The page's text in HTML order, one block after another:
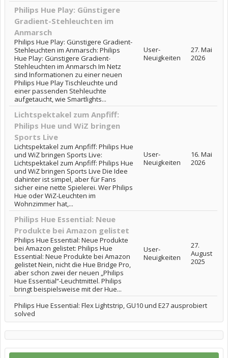
Philips Hue Play: Günstigere
Gradient-Stehleuchten im
Anmarsch
Philips Hue Play: Günstigere Gradient-
Stehleuchten im Anmarsch: Philips
Hue Play: Günstigere Gradient-
Stehleuchten im Anmarsch Im Netz
sind Informationen zu einer neuen
Philips Hue Play Tischleuchte und
einer passenden Stehleuchte
aufgetaucht, wie Smartlights...
User-
Neuigkeiten
27. Mai
2026
Lichtspektakel zum Anpfiff:
Philips Hue und WiZ bringen
Sports Live
Lichtspektakel zum Anpfiff: Philips Hue
und WiZ bringen Sports Live:
Lichtspektakel zum Anpfiff: Philips Hue
und WiZ bringen Sports Live Die Idee
dahinter ist simpel, aber für Fans
sicher eine nette Spielerei. Wer Philips
Hue oder WiZ-Leuchten im
Wohnzimmer hat,...
User-
Neuigkeiten
16. Mai
2026
Philips Hue Essential: Neue
Produkte bei Amazon gelistet
Philips Hue Essential: Neue Produkte
bei Amazon gelistet: Philips Hue
Essential: Neue Produkte bei Amazon
gelistet Nein, nicht die Hue Bridge Pro,
aber schon zwei der neuen „Philips
Hue Essential“-Leuchtmittel. Philips
bringt beispielsweise mit der Hue...
User-
Neuigkeiten
27.
August
2025
Philips Hue Essential: Flex Lightstrip, GU10 und E27 ausprobiert
solved